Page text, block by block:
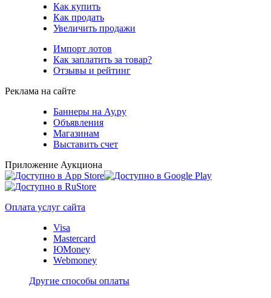
Как купить
Как продать
Увеличить продажи
Импорт лотов
Как заплатить за товар?
Отзывы и рейтинг
Реклама на сайте
Баннеры на Ау.ру
Объявления
Магазинам
Выставить счет
Приложение Аукциона
Оплата услуг сайта
Visa
Mastercard
ЮMoney
Webmoney
Другие способы оплаты